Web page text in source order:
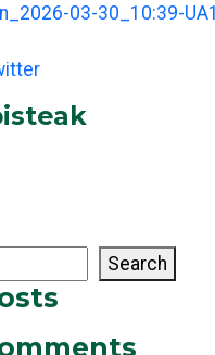
03-30_10:39-UA1
Search